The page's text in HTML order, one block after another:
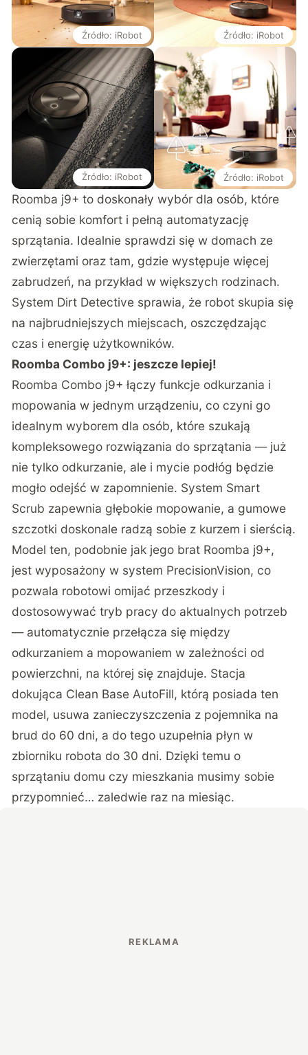
Źródło: iRobot Źródło: iRobot
Źródło: iRobot Źródło: iRobot
Roomba j9+ to doskonały wybór dla osób, które
cenią sobie komfort i pełną automatyzację
sprzątania. Idealnie sprawdzi się w domach ze
zwierzętami oraz tam, gdzie występuje więcej
zabrudzeń, na przykład w większych rodzinach.
System Dirt Detective sprawia, że robot skupia się
na najbrudniejszych miejscach, oszczędzając
czas i energię użytkowników.
Roomba Combo j9+: jeszcze lepiej!
Roomba Combo j9+ łączy funkcje odkurzania i
mopowania w jednym urządzeniu, co czyni go
idealnym wyborem dla osób, które szukają
kompleksowego rozwiązania do sprzątania — już
nie tylko odkurzanie, ale i mycie podłóg będzie
mogło odejść w zapomnienie. System Smart
Scrub zapewnia głębokie mopowanie, a gumowe
szczotki doskonale radzą sobie z kurzem i sierścią.
Model ten, podobnie jak jego brat Roomba j9+,
jest wyposażony w system PrecisionVision, co
pozwala robotowi omijać przeszkody i
dostosowywać tryb pracy do aktualnych potrzeb
— automatycznie przełącza się między
odkurzaniem a mopowaniem w zależności od
powierzchni, na której się znajduje. Stacja
dokująca Clean Base AutoFill, którą posiada ten
model, usuwa zanieczyszczenia z pojemnika na
brud do 60 dni, a do tego uzupełnia płyn w
zbiorniku robota do 30 dni. Dzięki temu o
sprzątaniu domu czy mieszkania musimy sobie
przypomnieć… zaledwie raz na miesiąc.